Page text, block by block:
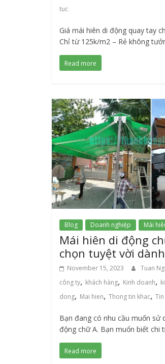
tuc
Giá mái hiên di động quay tay
Chỉ từ 125k/m2 – Rẻ không
Read more
Blog Doanh nghiệp Mái
Mái hiên di động
chọn tuyệt vời
November 15, 2023 Tuan
công ty, khách hàng, Kinh doanh,
dong, Mai hien, Thong tin khac,
Bạn đang có nhu cầu muốn sử
động chữ A. Bạn muốn biết chi
Read more